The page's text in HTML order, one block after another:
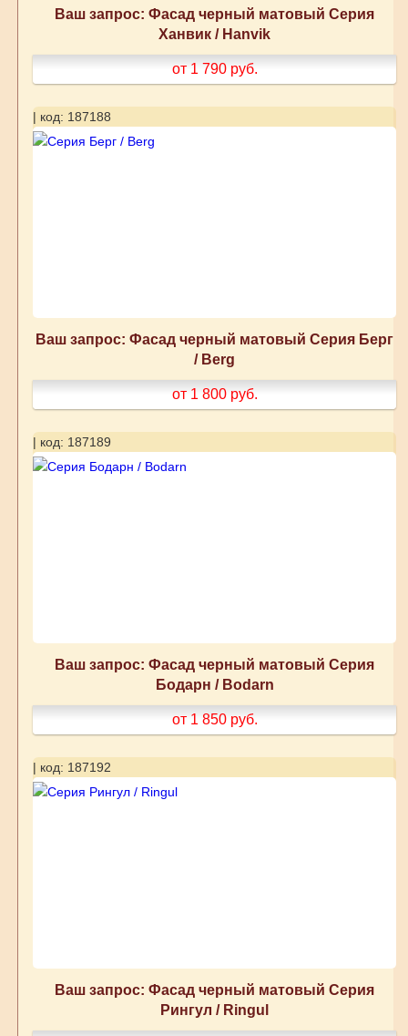
Ваш запрос: Фасад черный матовый Серия
Ханвик / Hanvik
от 1 790 руб.
| код: 187188
Ваш запрос: Фасад черный матовый Серия Берг
/ Berg
от 1 800 руб.
| код: 187189
Ваш запрос: Фасад черный матовый Серия
Бодарн / Bodarn
от 1 850 руб.
| код: 187192
Ваш запрос: Фасад черный матовый Серия
Рингул / Ringul